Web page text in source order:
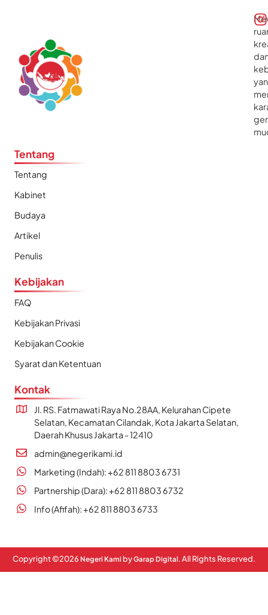
Tentang
Tentang
Kabinet
Budaya
Artikel
Penulis
Kebijakan
FAQ
Kebijakan Privasi
Kebijakan Cookie
Syarat dan Ketentuan
Kontak
Jl. RS. Fatmawati Raya No.28AA, Kelurahan Cipete
Selatan, Kecamatan Cilandak, Kota Jakarta Selatan,
Daerah Khusus Jakarta - 12410
admin@negerikami.id
Marketing (Indah): +62 811 8803 6731
Partnership (Dara): +62 811 8803 6732
Info (Afifah): +62 811 8803 6733
Copyright ©2026 Negeri Kami byGarap Digital. All Rights Reserved.